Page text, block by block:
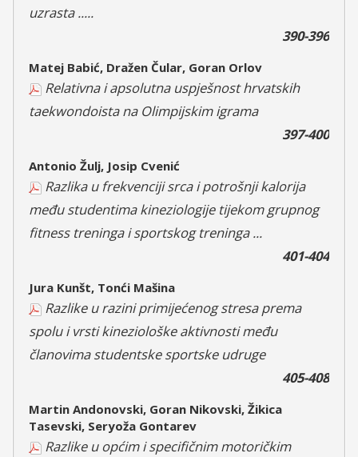
uzrasta .....
390-396
Matej Babić, Dražen Čular, Goran Orlov
Relativna i apsolutna uspješnost hrvatskih
taekwondoista na Olimpijskim igrama
397-400
Antonio Žulj, Josip Cvenić
Razlika u frekvenciji srca i potrošnji kalorija
među studentima kineziologije tijekom grupnog
fitness treninga i sportskog treninga ...
401-404
Jura Kunšt, Tonći Mašina
Razlike u razini primijećenog stresa prema
spolu i vrsti kineziološke aktivnosti među
članovima studentske sportske udruge
405-408
Martin Andonovski, Goran Nikovski, Žikica
Tasevski, Seryoža Gontarev
Razlike u općim i specifičnim motoričkim